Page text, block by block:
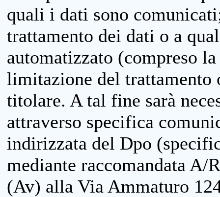
quali i dati sono
trattamento dei dati o a
automatizzato (compreso
limitazione del trattamento
titolare. A tal fine sarà
attraverso specifica
indirizzata del Dpo
mediante raccomandata
(Av) alla Via Ammaturo